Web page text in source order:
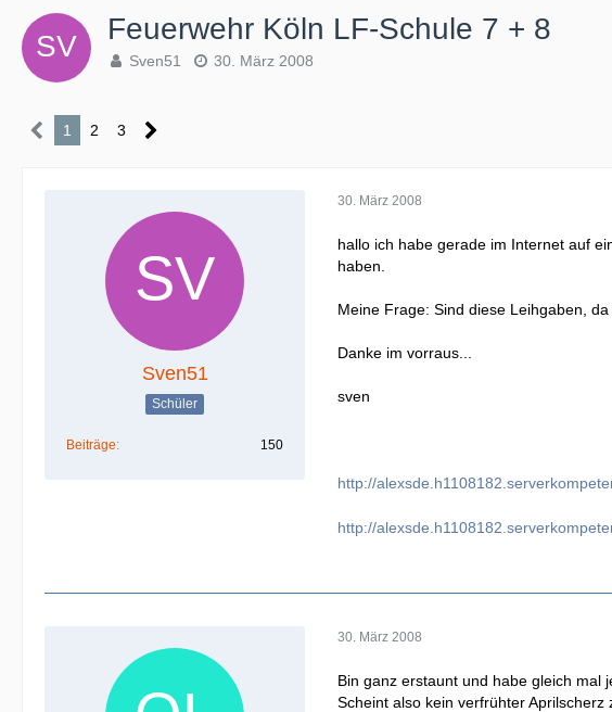
Feuerwehr Köln LF-Schule 7 + 8
Sven51 30. März 2008
1 2 3
Sven51
Schüler
Beiträge 150
30. März 2008
hallo ich habe gerade im Internet auf
haben.
Meine Frage: Sind diese Leihgaben,
Danke im vorraus...
sven
http://
http://
30. März 2008
Bin ganz erstaunt und habe gleich mal
Scheint also kein verfrühter